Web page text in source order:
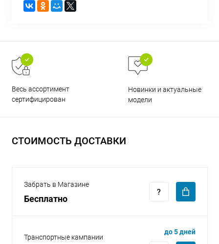
Весь ассортимент
сертифицирован
Новинки и актуальные
модели
СТОИМОСТЬ ДОСТАВКИ
Забрать в Магазине
Бесплатно
Транспортные кампании
до 5 дней
раз в 2 недели